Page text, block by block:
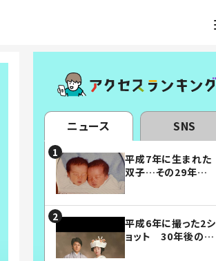
ニュース SNS
平成7年に生まれた
双子…その29年後
平成6年に撮った2シ
ョット 30年後の姿